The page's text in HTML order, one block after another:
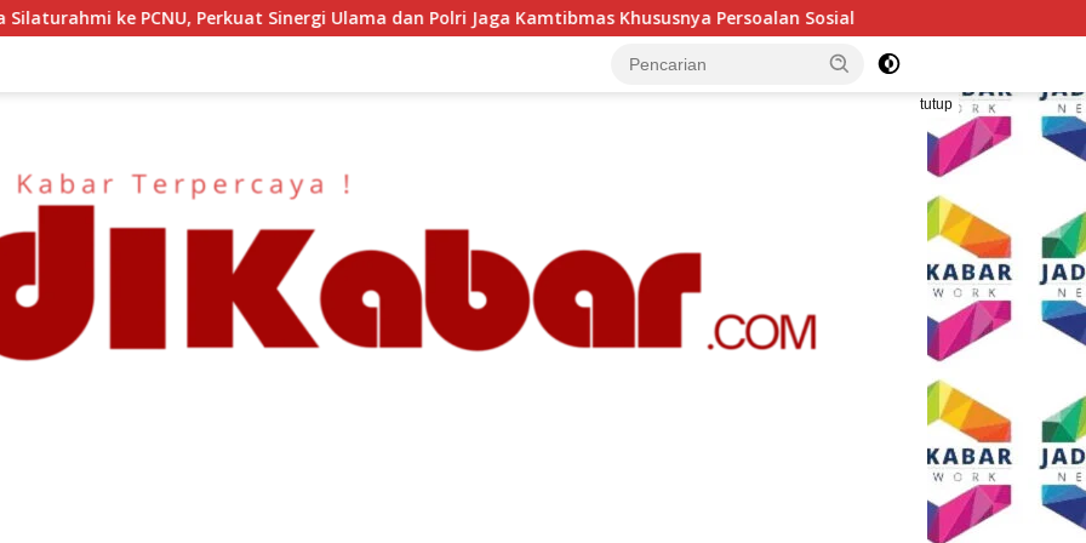
Sinergi Ulama dan Polri Jaga Kamtibmas Khususnya Persoalan Sosial Polresta Malang Kota Gelar Makan Bersama
tutup